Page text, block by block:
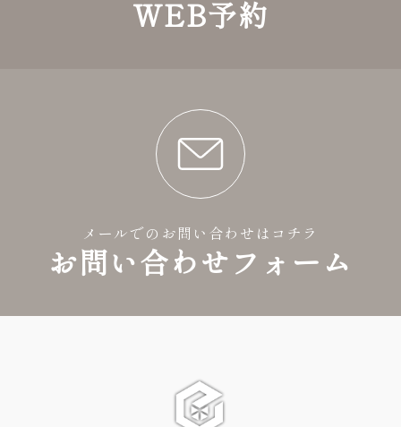
WEB予約
メールでのお問い合わせはコチラ
お問い合わせフォーム